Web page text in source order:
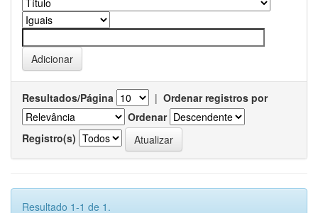
Resultados/Página | Ordenar registros por
Ordenar
Registro(s)
Resultado 1-1 de 1.